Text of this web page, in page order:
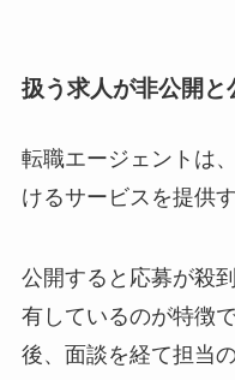
扱う求人が非公開と
転職エージェントは
けるサービスを提供す
公開すると応募が殺
有しているのが特徴
後、面談を経て担当